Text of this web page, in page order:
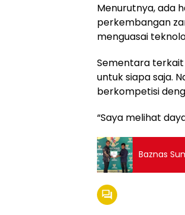
Menurutnya, ada
perkembangan
menguasai
Sementara terkait
untuk siapa saja.
berkompetisi
“Saya melihat
Baznas